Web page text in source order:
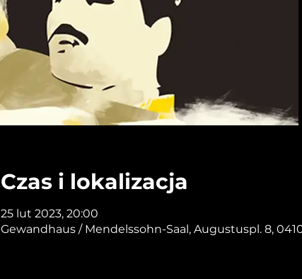
Czas i lokalizacja
25 lut 2023, 20:00
Gewandhaus / Mendelssohn-Saal, Augustuspl. 8,